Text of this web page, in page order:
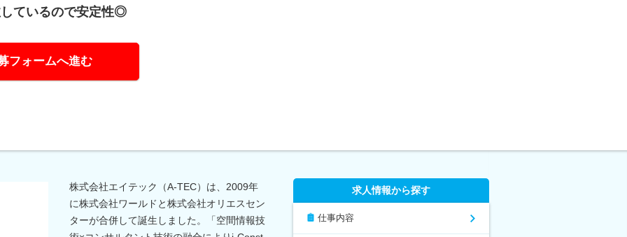
ているので安定性◎
フォームへ進む
株式会社エイテック（A-TEC）は、2009年
に株式会社ワールドと株式会社オリエスセン
ターが合併して誕生しました。「空間情報技
求人情報から探す
仕事内容